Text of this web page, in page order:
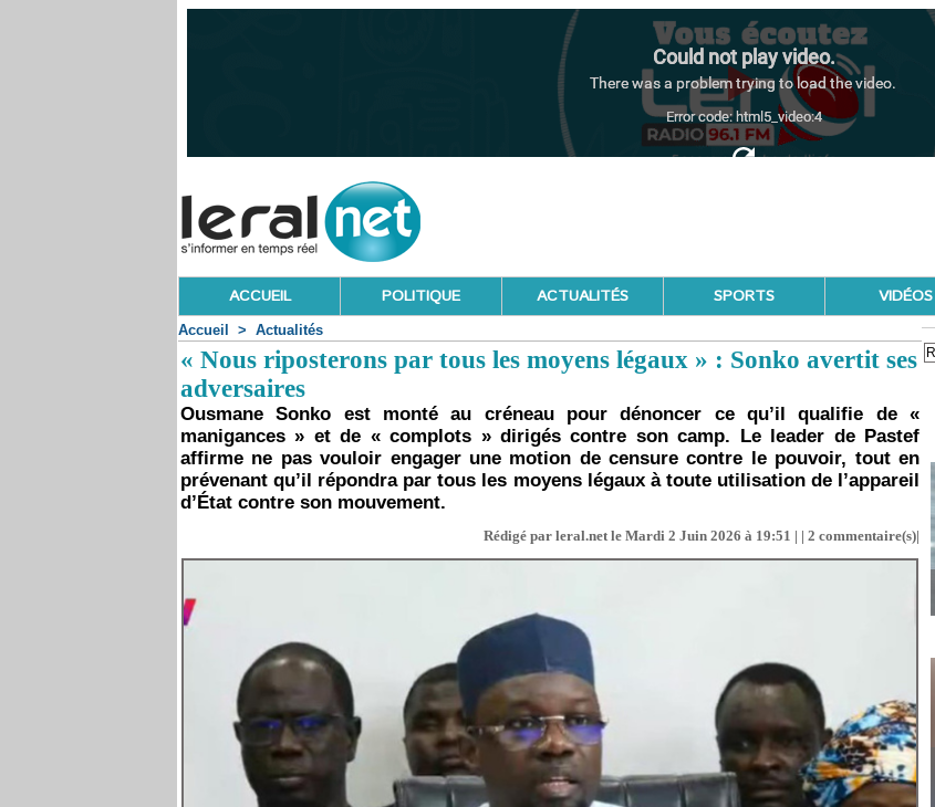
ACCUEIL POLITIQUE ACTUALITÉS SPORTS VIDÉOS
Accueil > Actualités
« Nous riposterons par tous les moyens légaux » : Sonko avertit ses
adversaires
Ousmane Sonko est monté au créneau pour dénoncer ce qu’il qualifie de «
manigances » et de « complots » dirigés contre son camp. Le leader de Pastef
affirme ne pas vouloir engager une motion de censure contre le pouvoir, tout en
prévenant qu’il répondra par tous les moyens légaux à toute utilisation de l’appareil
d’État contre son mouvement.
Rédigé par leral.net le Mardi 2 Juin 2026 à 19:51 | | 2 commentaire(s)|